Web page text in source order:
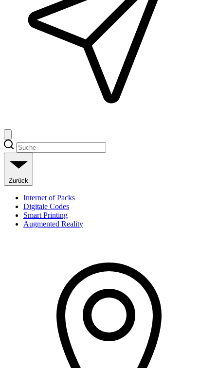
Zurück
Internet of Packs
Digitale Codes
Smart Printing
Augmented Reality